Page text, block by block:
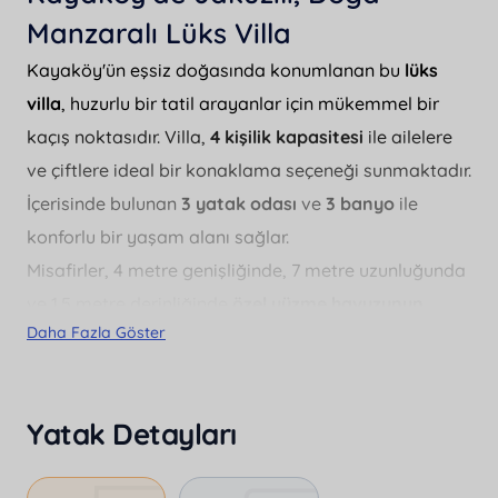
Manzaralı Lüks Villa
Kayaköy'ün eşsiz doğasında konumlanan bu lüks
villa, huzurlu bir tatil arayanlar için mükemmel bir
kaçış noktasıdır. Villa, 4 kişilik kapasitesi ile ailelere
ve çiftlere ideal bir konaklama seçeneği sunmaktadır.
İçerisinde bulunan 3 yatak odası ve 3 banyo ile
konforlu bir yaşam alanı sağlar.
Misafirler, 4 metre genişliğinde, 7 metre uzunluğunda
keyfini çıkarabilirler. Havuzun
bu sayede günün yorgunluğunu atmanız için
Daha Fazla Göster
Yatak Detayları